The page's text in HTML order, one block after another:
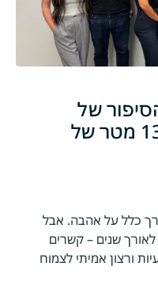
של
מתחם אמפא – 130,000 מטר של
כלל על אהבה. אבל
שנים – קשרים
ורצון אמיתי לצמוח